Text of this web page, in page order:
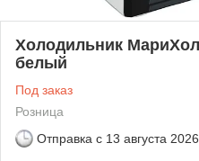
Холодильник
белый
Под заказ
Розница
Отправка с 13 августа 2026